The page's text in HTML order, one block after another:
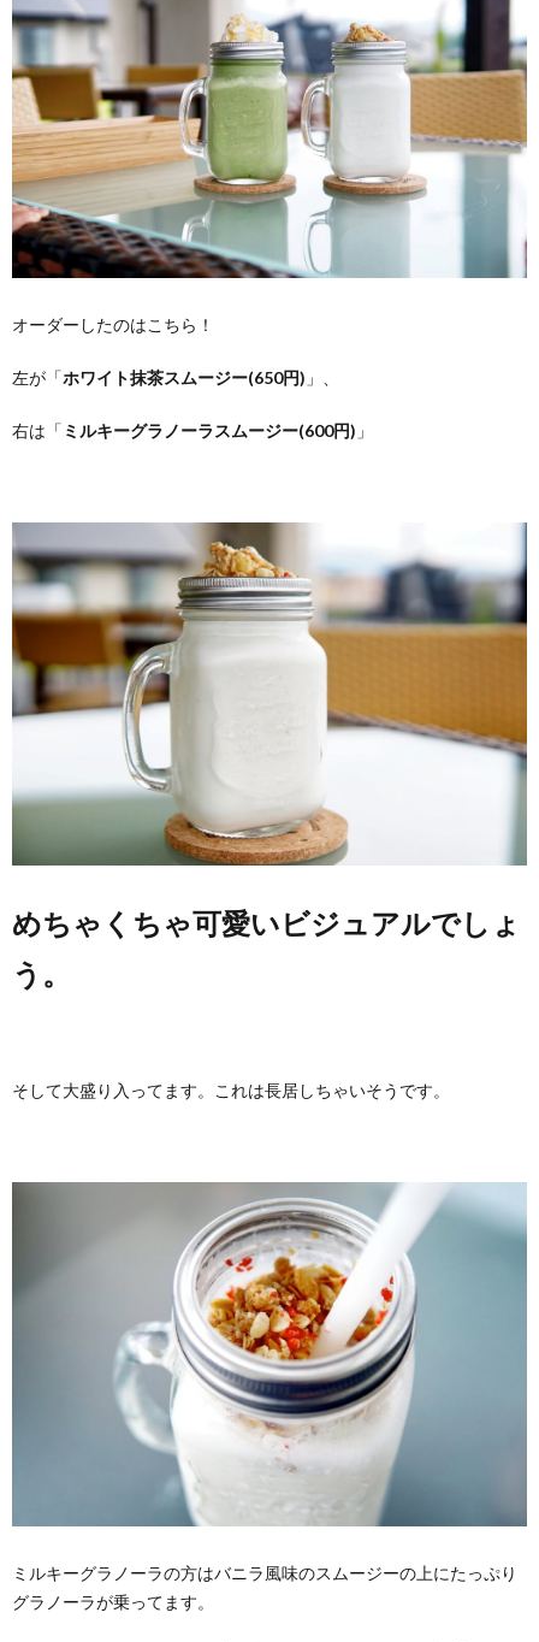
オーダーしたのはこちら！
左が「ホワイト抹茶スムージー(650円) 」、
右は「 ミルキーグラノーラスムージー(600円) 」
めちゃくちゃ可愛いビジュアルでしょ
う。
そして大盛り入ってます。これは長居しちゃいそうです。
ミルキーグラノーラの方はバニラ風味のスムージーの上にたっぷり
グラノーラが乗ってます。